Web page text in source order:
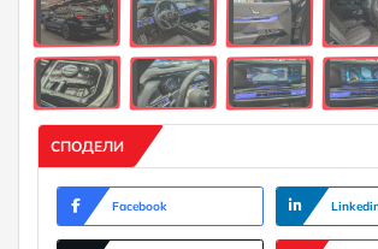
СПОДЕЛИ
Facebook